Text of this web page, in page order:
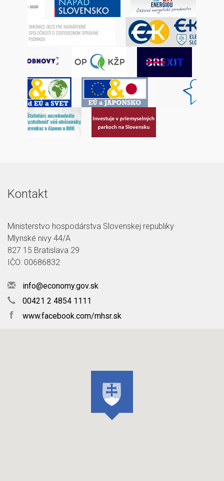
Kontakt
Ministerstvo hospodárstva Slovenskej republiky
Mlynské nivy 44/A
827 15 Bratislava 29
IČO: 00686832
info@economy.gov.sk
00421 2 4854 1111
f www.facebook.com/mhsr.sk